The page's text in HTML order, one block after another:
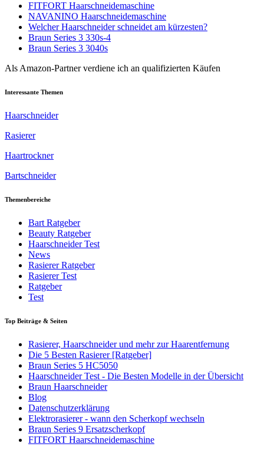
FITFORT Haarschneidemaschine
NAVANINO Haarschneidemaschine
Welcher Haarschneider schneidet am kürzesten?
Braun Series 3 330s-4
Braun Series 3 3040s
Als Amazon-Partner verdiene ich an qualifizierten Käufen
Interessante Themen
Haarschneider
Rasierer
Haartrockner
Bartschneider
Themenbereiche
Bart Ratgeber
Beauty Ratgeber
Haarschneider Test
News
Rasierer Ratgeber
Rasierer Test
Ratgeber
Test
Top Beiträge & Seiten
Rasierer, Haarschneider und mehr zur Haarentfernung
Die 5 Besten Rasierer [Ratgeber]
Braun Series 5 HC5050
Haarschneider Test - Die Besten Modelle in der Übersicht
Braun Haarschneider
Blog
Datenschutzerklärung
Elektrorasierer - wann den Scherkopf wechseln
Braun Series 9 Ersatzscherkopf
FITFORT Haarschneidemaschine